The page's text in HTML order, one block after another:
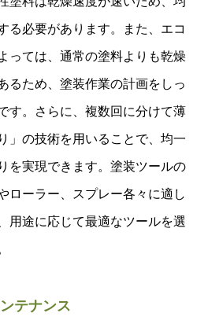
る必要があります。また、エコ
っては、通常の塗料よりも乾燥
るため、塗装作業の計画をしっ
す。さらに、複数回に分けて薄
」の技術を用いることで、均一
を実現できます。塗装ツールの
ローラー、スプレー各々に適し
用途に応じて最適なツールを選
テナンス